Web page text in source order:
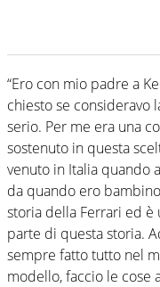
“Ero con mio padre a
chiesto se consideravo
serio. Per me era una
sostenuto in questa
venuto in Italia quando
da quando ero
storia della Ferrari ed è
parte di questa storia.
sempre fatto tutto nel
modello, faccio le cose